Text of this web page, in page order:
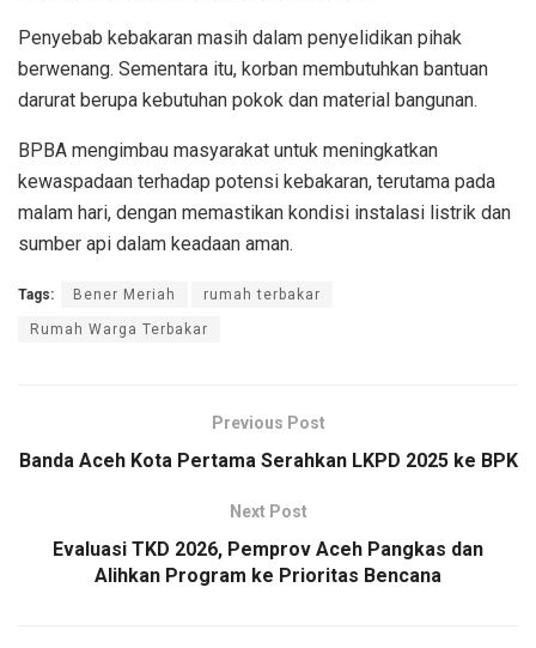
Penyebab kebakaran masih dalam penyelidikan pihak
berwenang. Sementara itu, korban membutuhkan bantuan
darurat berupa kebutuhan pokok dan material bangunan.
BPBA mengimbau masyarakat untuk meningkatkan
kewaspadaan terhadap potensi kebakaran, terutama pada
malam hari, dengan memastikan kondisi instalasi listrik dan
sumber api dalam keadaan aman.
Tags: Bener Meriah rumah terbakar
Rumah Warga Terbakar
Previous Post
Banda Aceh Kota Pertama Serahkan LKPD 2025 ke BPK
Next Post
Evaluasi TKD 2026, Pemprov Aceh Pangkas dan
Alihkan Program ke Prioritas Bencana